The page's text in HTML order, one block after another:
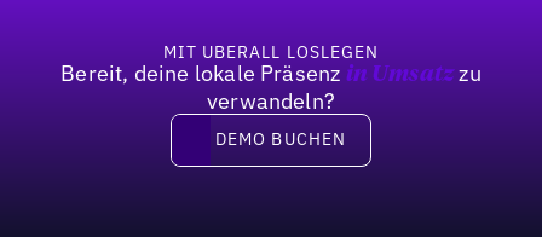
MIT UBERALL LOSLEGEN
Bereit, deine lokale Präsenz in Umsatzzu
verwandeln?
DEMO BUCHEN
DEMO BUCHEN